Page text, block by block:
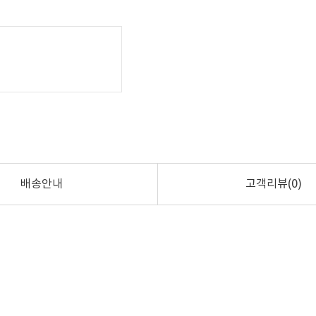
배송안내 고객리뷰(0)